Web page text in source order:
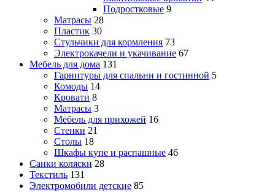
Подростковые 9
Матрасы 28
Пластик 30
Стульчики для кормления 73
Электрокачели и укачивание 67
Мебель для дома 131
Гарнитуры для спальни и гостинной 5
Комоды 14
Кровати 8
Матрасы 3
Мебель для прихожей 16
Стенки 21
Столы 18
Шкафы купе и распашные 46
Санки коляски 28
Текстиль 131
Электромобили детские 85